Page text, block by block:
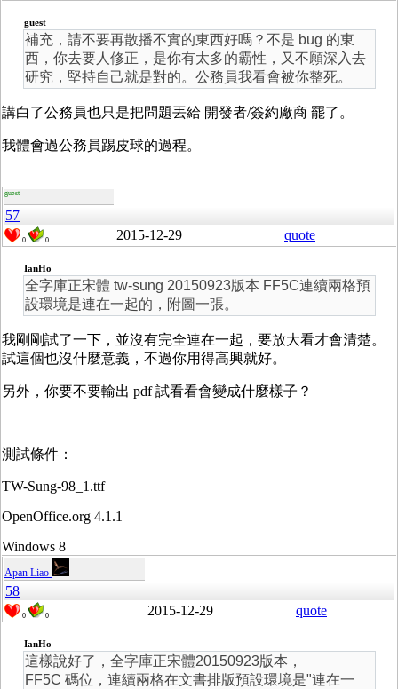
guest
補充，請不要再散播不實的東西好嗎？不是 bug 的東
西，你去要人修正，是你有太多的霸性，又不願深入去
研究，堅持自己就是對的。公務員我看會被你整死。
講白了公務員也只是把問題丟給 開發者/簽約廠商 罷了。
我體會過公務員踢皮球的過程。
guest
57
0 0 2015-12-29 quote
IanHo
全字庫正宋體 tw-sung 20150923版本 FF5C連續兩格預
設環境是連在一起的，附圖一張。
我剛剛試了一下，並沒有完全連在一起，要放大看才會清楚。
試這個也沒什麼意義，不過你用得高興就好。
另外，你要不要輸出 pdf 試看看會變成什麼樣子？
測試條件：
TW-Sung-98_1.ttf
OpenOffice.org 4.1.1
Windows 8
Apan Liao
58
0 0 2015-12-29 quote
IanHo
這樣說好了，全字庫正宋體20150923版本，
FF5C 碼位，連續兩格在文書排版預設環境是"連在一